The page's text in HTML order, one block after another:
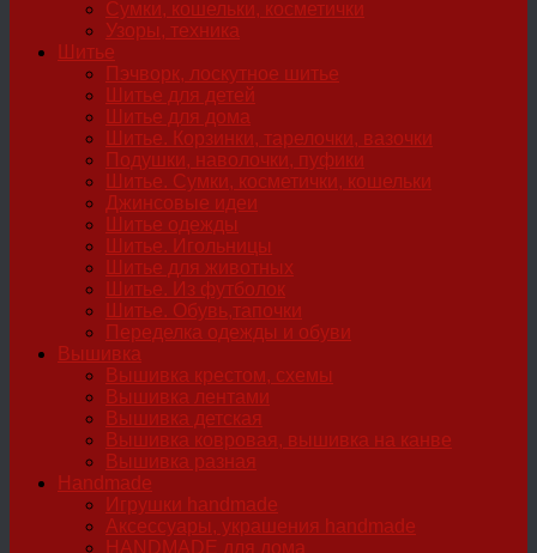
Сумки, кошельки, косметички
Узоры, техника
Шитье
Пэчворк, лоскутное шитье
Шитье для детей
Шитье для дома
Шитье. Корзинки, тарелочки, вазочки
Подушки, наволочки, пуфики
Шитье. Сумки, косметички, кошельки
Джинсовые идеи
Шитье одежды
Шитье. Игольницы
Шитье для животных
Шитье. Из футболок
Шитье. Обувь,тапочки
Переделка одежды и обуви
Вышивка
Вышивка крестом, схемы
Вышивка лентами
Вышивка детская
Вышивка ковровая, вышивка на канве
Вышивка разная
Handmade
Игрушки handmade
Аксессуары, украшения handmade
HANDMADE для дома